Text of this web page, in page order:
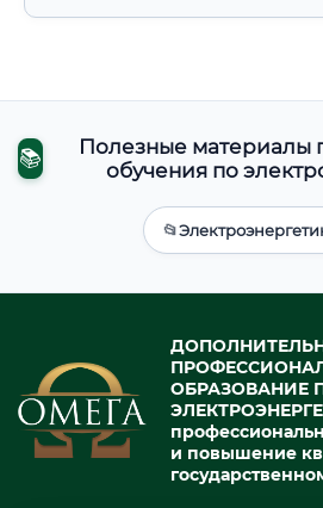
📚
Полезные материалы
обучения по
📂
ОБРАЗОВАНИЕ
и повышение